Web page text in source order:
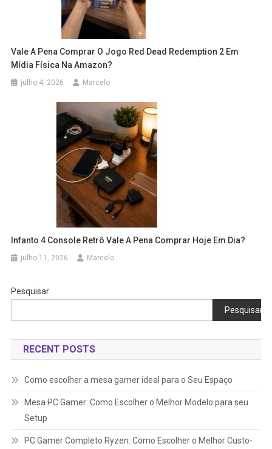
Vale A Pena Comprar O Jogo Red Dead Redemption 2 Em
Mídia Física Na Amazon?
julho 4, 2026 Marcelo
Infanto 4 Console Retrô Vale A Pena Comprar Hoje Em Dia?
julho 11, 2026 Marcelo
Pesquisar
Pesquisar
RECENT POSTS
Como escolher a mesa gamer ideal para o Seu Espaço
Mesa PC Gamer: Como Escolher o Melhor Modelo para seu
Setup
PC Gamer Completo Ryzen: Como Escolher o Melhor Custo-